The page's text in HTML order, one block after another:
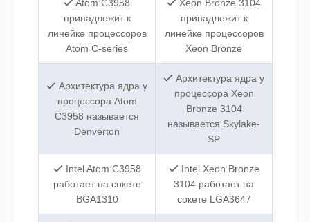
Atom C3958
принадлежит к
линейке процессоров
Atom C-series
Xeon Bronze 3104
принадлежит к
линейке процессоров
Xeon Bronze
Архитектура ядра у
процессора Atom
C3958 называется
Denverton
Архитектура ядра у
процессора Xeon
Bronze 3104
называется Skylake-
SP
Intel Atom C3958
работает на сокете
BGA1310
Intel Xeon Bronze
3104 работает на
сокете LGA3647